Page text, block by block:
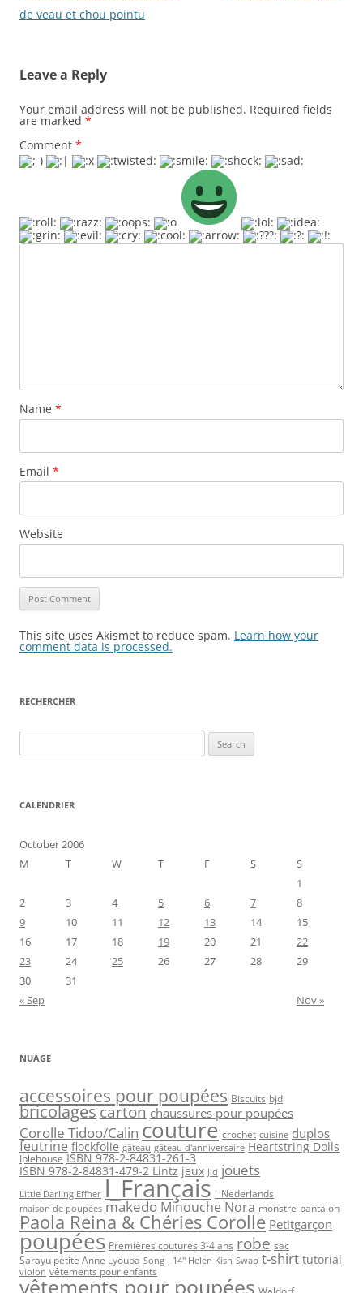
navigation
de veau et chou pointu
Leave a Reply
Your email address will not be published. Required fields
are marked *
Comment *
Name *
Email *
Website
This site uses Akismet to reduce spam. Learn how your
comment data is processed.
RECHERCHER
for:
CALENDRIER
October 2006
M
T W T F S
S
1
2
3 4 5 6 7
8
9
10 11 12 13 14
15
16
17 18 19 20 21
22
23
24 25 26 27 28
29
30
31
« Sep
Nov »
NUAGE
accessoires pour poupées Biscuits bjd
bricolagescarton chaussures pour poupées
Corolle Tidoo/Calin couture crochet cuisine duplos
feutrine flockfolie gâteau gâteau d'anniversaire Heartstring Dolls
Iplehouse ISBN 978-2-84831-261-3
ISBN 978-2-84831-479-2 Lintz jeux Jid jouets
Little Darling Effner l_Français l_Nederlands
maison de poupées makedo Minouche Nora monstre pantalon
Paola Reina & Chéries Corolle Petitgarçon
poupées Premières coutures 3-4 ans robe sac
Sarayu petite Anne Lyouba Song - 14" Helen Kish Swap t-shirt tutorial
violon vêtements pour enfants
vêtements pour poupées